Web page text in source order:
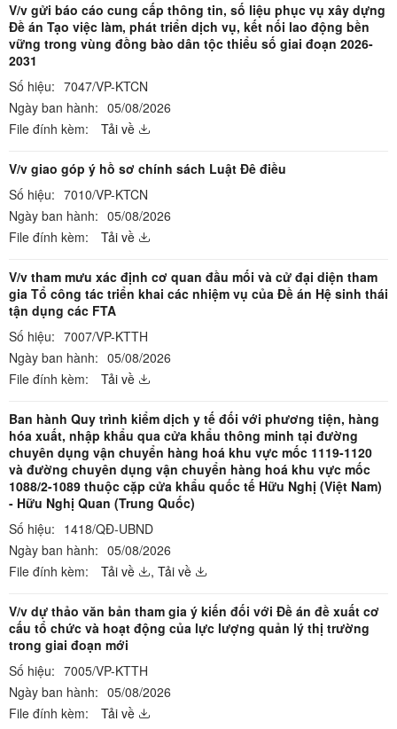
V/v gửi báo cáo cung cấp thông tin, số liệu phục vụ xây dựng
Đề án Tạo việc làm, phát triển dịch vụ, kết nối lao động bền
vững trong vùng đồng bào dân tộc thiểu số giai đoạn 2026-
2031
Số hiệu: 7047/VP-KTCN
Ngày ban hành: 05/08/2026
File đính kèm:
Tải về
V/v giao góp ý hồ sơ chính sách Luật Đê điều
Số hiệu: 7010/VP-KTCN
Ngày ban hành: 05/08/2026
File đính kèm:
Tải về
V/v tham mưu xác định cơ quan đầu mối và cử đại diện tham
gia Tổ công tác triển khai các nhiệm vụ của Đề án Hệ sinh thái
tận dụng các FTA
Số hiệu: 7007/VP-KTTH
Ngày ban hành: 05/08/2026
File đính kèm:
Tải về
Ban hành Quy trình kiểm dịch y tế đối với phương tiện, hàng
hóa xuất, nhập khẩu qua cửa khẩu thông minh tại đường
chuyên dụng vận chuyển hàng hoá khu vực mốc 1119-1120
và đường chuyên dụng vận chuyển hàng hoá khu vực mốc
1088/2-1089 thuộc cặp cửa khẩu quốc tế Hữu Nghị (Việt Nam)
- Hữu Nghị Quan (Trung Quốc)
Số hiệu: 1418/QĐ-UBND
Ngày ban hành: 05/08/2026
File đính kèm:
Tải về , Tải về
V/v dự thảo văn bản tham gia ý kiến đối với Đề án đề xuất cơ
cấu tổ chức và hoạt động của lực lượng quản lý thị trường
trong giai đoạn mới
Số hiệu: 7005/VP-KTTH
Ngày ban hành: 05/08/2026
File đính kèm:
Tải về